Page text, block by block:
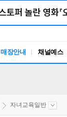
매장안내 채널예스
자녀교육일반